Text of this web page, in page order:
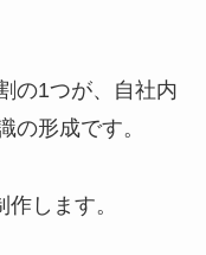
の1つが、自社内
の形成です。
します。